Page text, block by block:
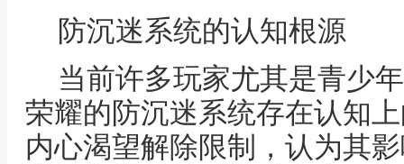
防沉迷系统的认知根源
当前许多玩家尤其是青少
荣耀的防沉迷系统存在认知
内心渴望解除限制，认为其